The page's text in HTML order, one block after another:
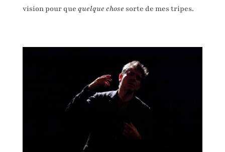
vision pour que quelque chose sorte de mes tripes.